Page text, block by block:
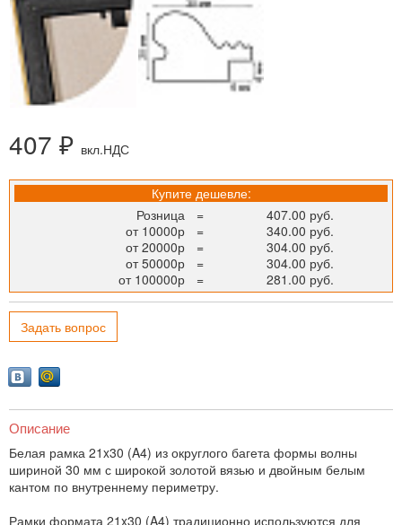
407 ₽ вкл.НДС
Купите дешевле:
Розница
=
407.00 руб.
от 10000р
=
340.00 руб.
от 20000р
=
304.00 руб.
от 50000р
=
304.00 руб.
от 100000р
= 281.00 руб.
Задать вопрос
Описание
Белая рамка 21x30 (A4) из округлого багета формы волны
шириной 30 мм с широкой золотой вязью и двойным белым
кантом по внутреннему периметру.
Рамки формата 21x30 (A4) традиционно используются для